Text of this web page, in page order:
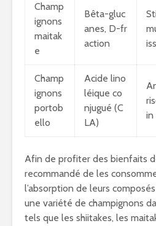
Champ
ignons
maitak
e
Bêta-gluc
anes, D-fr
action
Champ
ignons
portob
ello
Acide lino
léique co
njugué (C
LA)
in
Afin de profiter des bienfaits
recommandé de les
l’absorption de leurs
une variété de champignons
tels que les shiitakes, les